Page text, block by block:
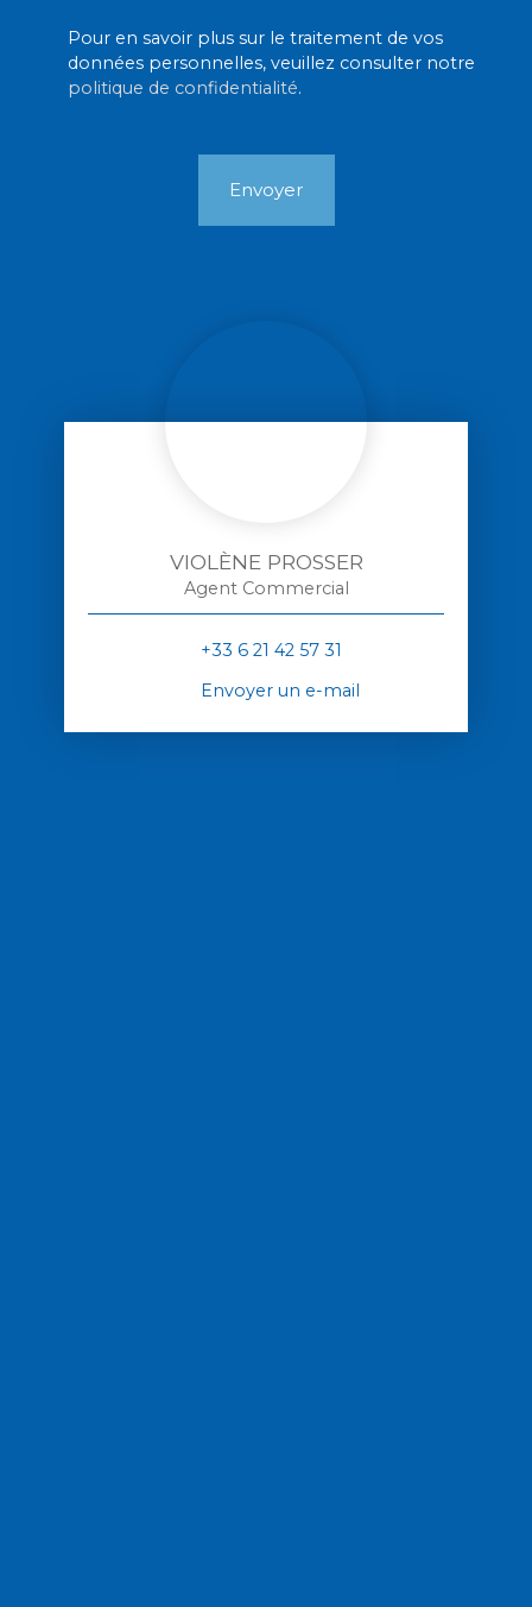
Pour en savoir plus sur le traitement de vos
données personnelles, veuillez consulter notre
politique de confidentialité.
Envoyer
VIOLÈNE PROSSER
Agent Commercial
+33 6 21 42 57 31
Envoyer un e-mail